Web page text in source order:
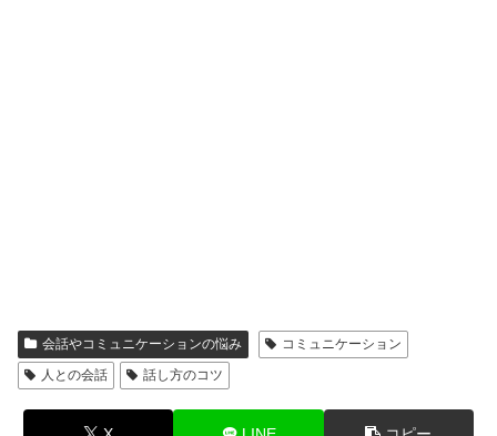
会話やコミュニケーションの悩み
コミュニケーション
人との会話
話し方のコツ